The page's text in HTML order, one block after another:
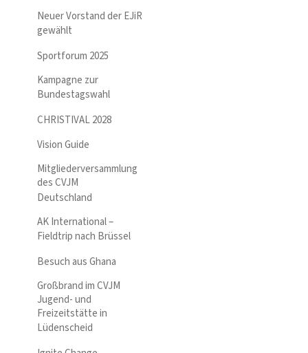
Neuer Vorstand der EJiR
gewählt
Sportforum 2025
Kampagne zur
Bundestagswahl
CHRISTIVAL 2028
Vision Guide
Mitgliederversammlung
des CVJM
Deutschland
AK International –
Fieldtrip nach Brüssel
Besuch aus Ghana
Großbrand im CVJM
Jugend- und
Freizeitstätte in
Lüdenscheid